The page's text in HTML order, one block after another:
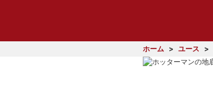
ホーム ユース